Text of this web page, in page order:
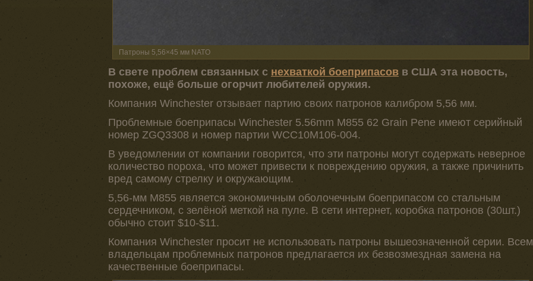
Патроны 5,56×45 мм NATO
В свете проблем связанных с нехваткой боеприпасов в США эта новость,
похоже, ещё больше огорчит любителей оружия.
Компания Winchester отзывает партию своих патронов калибром 5,56 мм.
Проблемные боеприпасы Winchester 5.56mm M855 62 Grain Pene имеют серийный
номер ZGQ3308 и номер партии WCC10M106-004.
В уведомлении от компании говорится, что эти патроны могут содержать неверное
количество пороха, что может привести к повреждению оружия, а также причинить
вред самому стрелку и окружающим.
5,56-мм M855 является экономичным оболочечным боеприпасом со стальным
сердечником, с зелёной меткой на пуле. В сети интернет, коробка патронов (30шт.)
обычно стоит $10-$11.
Компания Winchester просит не использовать патроны вышеозначенной серии. Всем
владельцам проблемных патронов предлагается их безвозмездная замена на
качественные боеприпасы.